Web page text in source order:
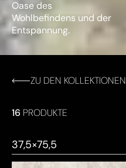
Oase des
Wohlbefindens und der
Entspannung.
ZU DEN KOLLEKTIONEN
Oberfläche
Antislip
16 PRODUKTE
37,5×75,5